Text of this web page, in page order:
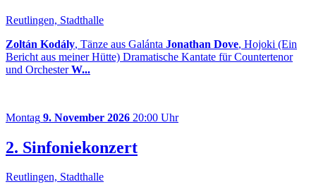
Reutlingen, Stadthalle
Zoltán Kodály, Tänze aus Galánta Jonathan Dove, Hojoki (Ein
Bericht aus meiner Hütte) Dramatische Kantate für Countertenor
und OrchesterW...
Montag 9. November 2026 20:00 Uhr
2. Sinfoniekonzert
Reutlingen, Stadthalle